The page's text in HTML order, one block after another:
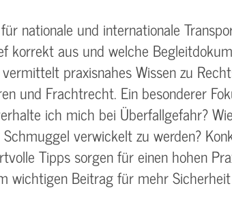
nationale und internationale
korrekt aus und welche
praxisnahes Wissen zu
und Frachtrecht. Ein besonderer
ich mich bei Überfallgefahr?
verwickelt zu werden?
Tipps sorgen für einen hohen
wichtigen Beitrag für mehr